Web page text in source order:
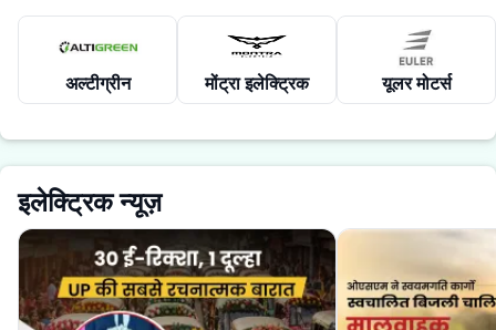
अल्टीग्रीन मोंट्रा इलेक्ट्रिक यूलर मोटर्स
इलेक्ट्रिक न्यूज़